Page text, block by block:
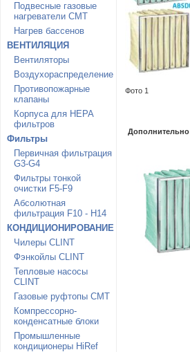
Подвесные газовые
нагреватели CMT
Нагрев бассенов
ВЕНТИЛЯЦИЯ
Вентиляторы
Воздухораспределение
Противопожарные
клапаны
Корпуса для HEPA
фильтров
Фильтры
Первичная фильтрация
G3-G4
Фильтры тонкой
очистки F5-F9
Абсолютная
фильтрация F10 - H14
КОНДИЦИОНИРОВАНИЕ
Чилеры CLINT
Фэнкойлы CLINT
Тепловые насосы
CLINT
Газовые руфтопы CMT
Компрессорно-
конденсатные блоки
Промышленные
кондиционеры HiRef
Фото 1
Дополнительно